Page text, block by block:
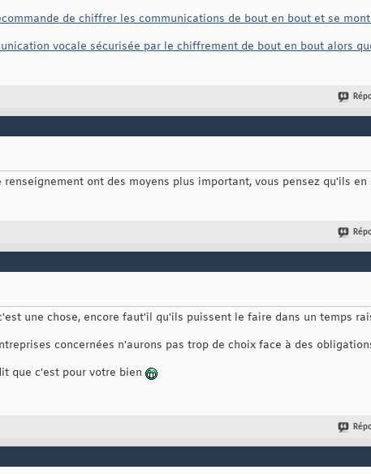
de chiffrer les communications de bout en bout et se
vocale sécurisée par le chiffrement de bout en bout alors
ont des moyens plus important, vous pensez qu'ils en
une chose, encore faut'il qu'ils puissent le faire dans un temps
concernées n'aurons pas trop de choix face à des
que c'est pour votre bien